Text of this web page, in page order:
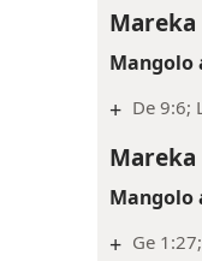
Mareka
Mangolo
+ De 9:6;
Mareka
Mangolo
+ Ge